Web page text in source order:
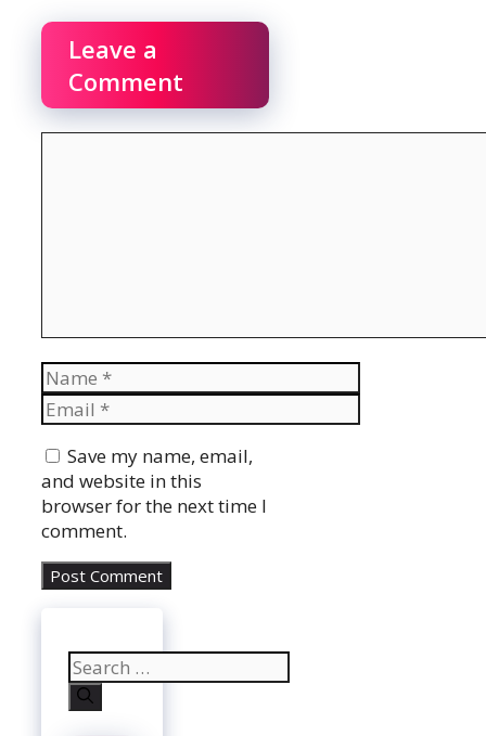
Leave a
Comment
Name
Email
Save my name, email,
and website in this
browser for the next time I
comment.
Search
for: